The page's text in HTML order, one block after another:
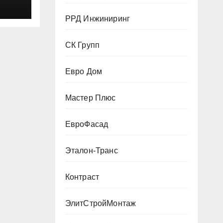
РРД Инжиниринг
СК Групп
Евро Дом
Мастер Плюс
ЕвроФасад
Эталон-Транс
Контраст
ЭлитСтройМонтаж